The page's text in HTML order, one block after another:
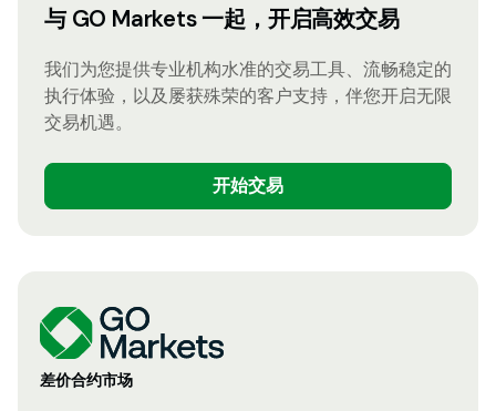
与 GO Markets 一起，开启高效交易
我们为您提供专业机构水准的交易工具、流畅稳定的
执行体验，以及屡获殊荣的客户支持，伴您开启无限
交易机遇。
开始交易
差价合约市场